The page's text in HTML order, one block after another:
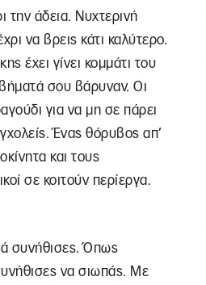
την άδεια. Νυχτερινή
να βρεις κάτι καλύτερο.
έχει γίνει κομμάτι του
βήματά σου βάρυναν. Οι
για να μη σε πάρει
Ένας θόρυβος απ’
και τους
σε κοιτούν περίεργα.
συνήθισες. Όπως
να σιωπάς. Με